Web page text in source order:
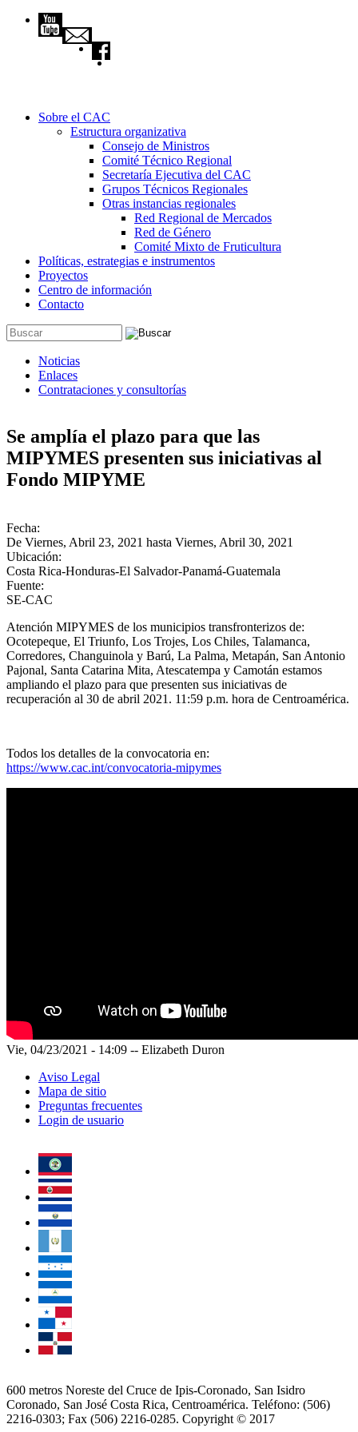
Pasar al contenido principal
Sobre el CAC
Estructura organizativa
Consejo de Ministros
Comité Técnico Regional
Secretaría Ejecutiva del CAC
Grupos Técnicos Regionales
Otras instancias regionales
Red Regional de Mercados
Red de Género
Comité Mixto de Fruticultura
Políticas, estrategias e instrumentos
Proyectos
Centro de información
Contacto
Buscar
Noticias
Enlaces
Contrataciones y consultorías
Se amplía el plazo para que las
MIPYMES presenten sus iniciativas al
Fondo MIPYME
Fecha:
De Viernes, Abril 23, 2021 hasta Viernes, Abril 30, 2021
Ubicación:
Costa Rica-Honduras-El Salvador-Panamá-Guatemala
Fuente:
SE-CAC
Atención MIPYMES de los municipios transfronterizos de:
Ocotepeque, El Triunfo, Los Trojes, Los Chiles, Talamanca,
Corredores, Changuinola y Barú, La Palma, Metapán, San Antonio
Pajonal, Santa Catarina Mita, Atescatempa y Camotán estamos
ampliando el plazo para que presenten sus iniciativas de
recuperación al 30 de abril 2021. 11:59 p.m. hora de Centroamérica.
Todos los detalles de la convocatoria en:
https://www.cac.int/convocatoria-mipymes
Vie, 04/23/2021 - 14:09 -- Elizabeth Duron
Aviso Legal
Mapa de sitio
Preguntas frecuentes
Login de usuario
600 metros Noreste del Cruce de Ipis-Coronado, San Isidro
Coronado, San José Costa Rica, Centroamérica. Teléfono: (506)
2216-0303; Fax (506) 2216-0285. Copyright © 2017